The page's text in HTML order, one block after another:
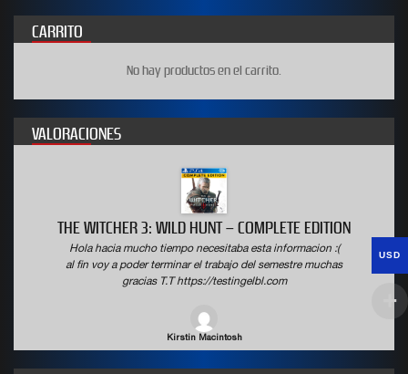
CARRITO
No hay productos en el carrito.
VALORACIONES
THE WITCHER 3: WILD HUNT – COMPLETE EDITION
Hola hacia mucho tiempo necesitaba esta informacion :(
al fin voy a poder terminar el trabajo del semestre muchas
gracias T.T https://testingelbl.com
Kirstin Macintosh
USD